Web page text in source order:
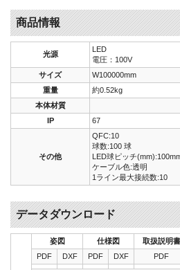
商品情報
光源
LED
電圧：100V
サイズ
W100000mm
重量
約0.52kg
本体材質
IP
67
その他
QFC:10
球数:100 球
LED球ピッチ
ケーブル色:透明
1ライン最大接続数:10
データダウンロード
姿図 仕様図 取扱説明書
PDF
DXF PDF DXF PDF